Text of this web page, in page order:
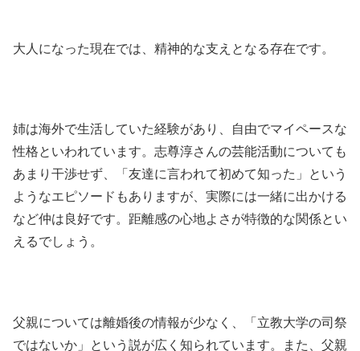
大人になった現在では、精神的な支えとなる存在です。
姉は海外で生活していた経験があり、自由でマイペースな
性格といわれています。志尊淳さんの芸能活動についても
あまり干渉せず、「友達に言われて初めて知った」という
ようなエピソードもありますが、実際には一緒に出かける
など仲は良好です。距離感の心地よさが特徴的な関係とい
えるでしょう。
父親については離婚後の情報が少なく、「立教大学の司祭
ではないか」という説が広く知られています。また、父親